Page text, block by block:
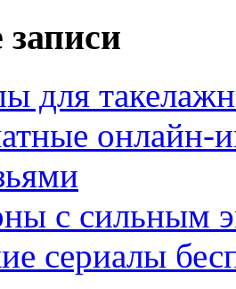
для
с сильным
сериалы